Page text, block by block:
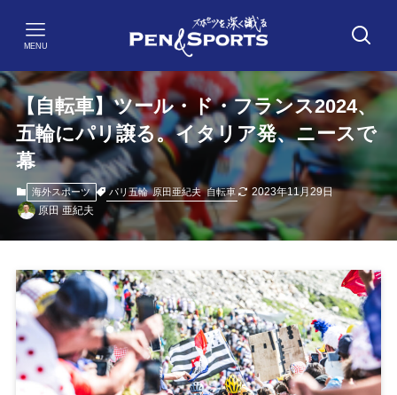
MENU
【自転車】ツール・ド・フランス2024、
五輪にパリ譲る。イタリア発、ニースで
幕
海外スポーツ パリ五輪 原田亜紀夫 自転車
2023年11月29日
原田 亜紀夫